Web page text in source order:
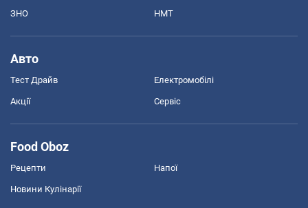
ЗНО НМТ
Авто
Тест Драйв Електромобілі
Акції Сервіс
Food Oboz
Рецепти Напої
Новини Кулінарії